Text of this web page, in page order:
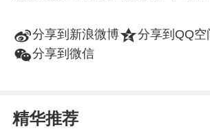
t分享到新浪微博z分享到QQ空
w分享到微信
精华推荐